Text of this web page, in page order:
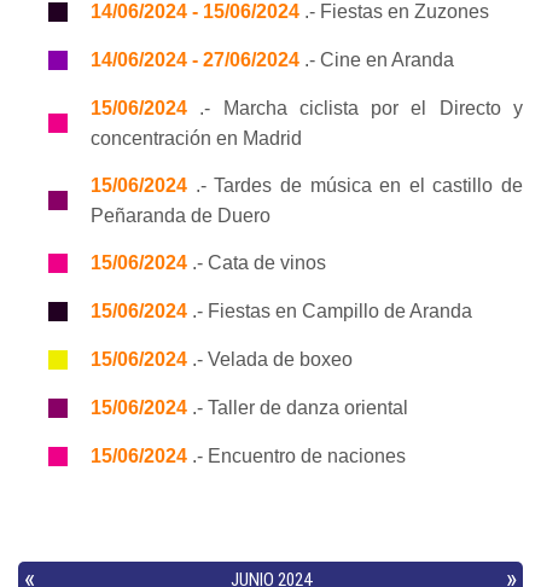
14/06/2024 - 15/06/2024 .- Fiestas en Zuzones
14/06/2024 - 27/06/2024 .- Cine en Aranda
15/06/2024 .- Marcha ciclista por el Directo y
concentración en Madrid
15/06/2024 .- Tardes de música en el castillo de
Peñaranda de Duero
15/06/2024 .- Cata de vinos
15/06/2024 .- Fiestas en Campillo de Aranda
15/06/2024 .- Velada de boxeo
15/06/2024 .- Taller de danza oriental
15/06/2024 .- Encuentro de naciones